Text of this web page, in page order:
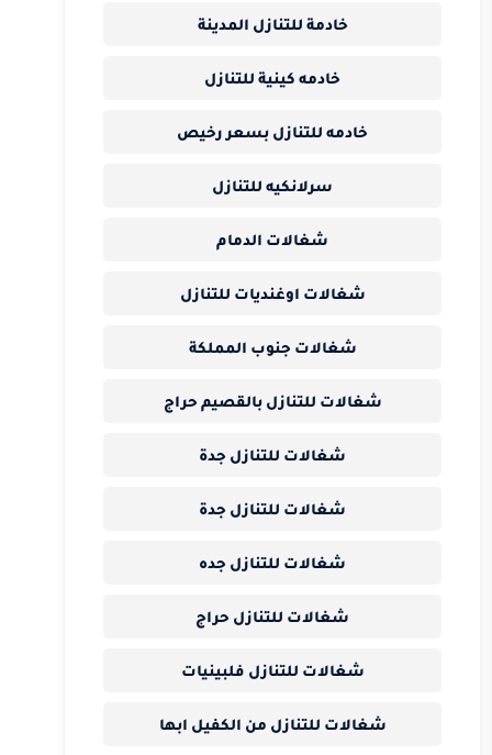
خادمة للتنازل المدينة
خادمه كينية للتنازل
خادمه للتنازل بسعر رخيص
سرلانكيه للتنازل
شغالات الدمام
شغالات اوغنديات للتنازل
شغالات جنوب المملكة
شغالات للتنازل بالقصيم حراج
شغالات للتنازل جدة
شغالات للتنازل جدة
شغالات للتنازل جده
شغالات للتنازل حراج
شغالات للتنازل فلبينيات
شغالات للتنازل من الكفيل ابها